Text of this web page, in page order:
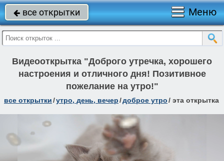
 все открытки Меню
Видеооткрытка "Доброго утречка, хорошего
настроения и отличного дня! Позитивное
пожелание на утро!"
все открытки/утро, день, вечер/доброе утро/ эта открытка